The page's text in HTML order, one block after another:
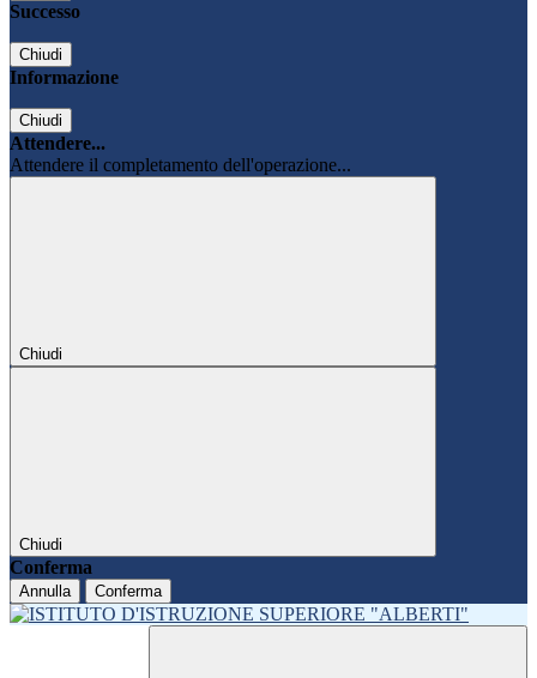
Successo
Chiudi
Informazione
Chiudi
Attendere...
Attendere il completamento dell'operazione...
Chiudi
Chiudi
Conferma
Annulla Conferma